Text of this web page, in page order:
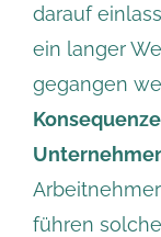
darauf
ein langer
gegangen
führen